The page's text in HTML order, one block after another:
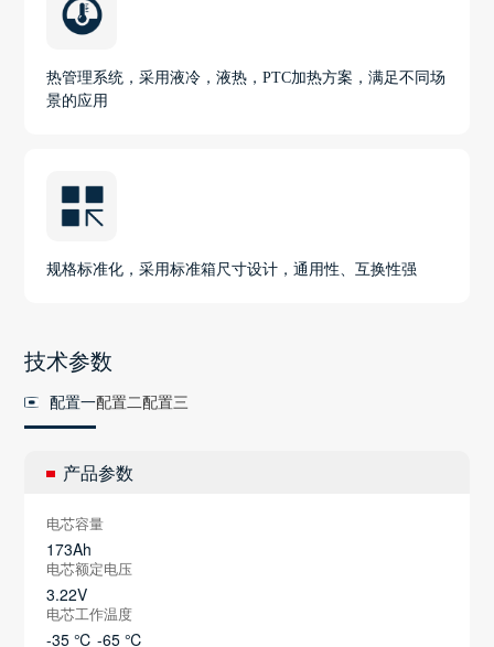
热管理系统，采用液冷，液热，PTC加热方案，满足不同场
景的应用
规格标准化，采用标准箱尺寸设计，通用性、互换性强
技术参数
配置一配置二配置三
产品参数
电芯容量
173Ah
电芯额定电压
3.22V
电芯工作温度
-35 ℃ -65 ℃